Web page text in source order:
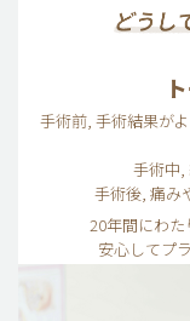
手術前, 手術結果が
手術中,
手術後, 痛み
20年間にわ
安心してプ